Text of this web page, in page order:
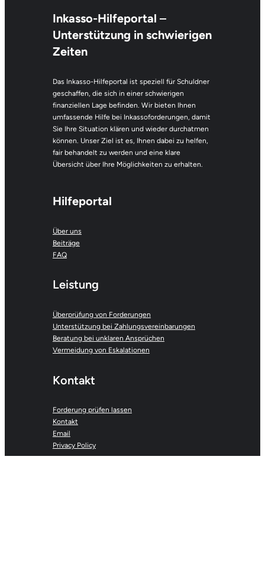
Inkasso-Hilfeportal –
Unterstützung in schwierigen
Zeiten
Das Inkasso-Hilfeportal ist speziell für Schuldner
geschaffen, die sich in einer schwierigen
finanziellen Lage befinden. Wir bieten Ihnen
umfassende Hilfe bei Inkassoforderungen, damit
Sie Ihre Situation klären und wieder durchatmen
können. Unser Ziel ist es, Ihnen dabei zu helfen,
fair behandelt zu werden und eine klare
Übersicht über Ihre Möglichkeiten zu erhalten.
Hilfeportal
Über uns
Beiträge
FAQ
Leistung
Überprüfung von Forderungen
Unterstützung bei Zahlungsvereinbarungen
Beratung bei unklaren Ansprüchen
Vermeidung von Eskalationen
Kontakt
Forderung prüfen lassen
Kontakt
Email
Privacy Policy